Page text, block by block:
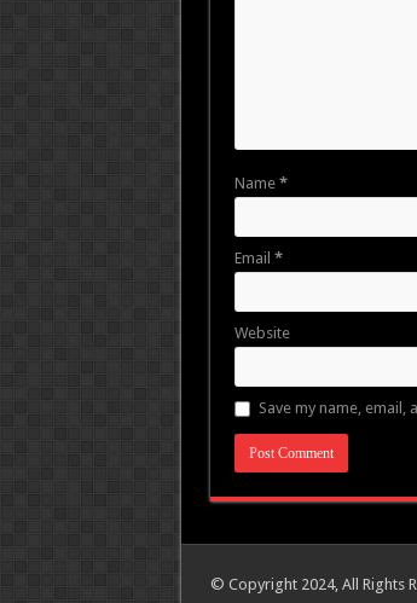
Name *
Email *
Website
Save my name,
© Copyright 2024, All Rights